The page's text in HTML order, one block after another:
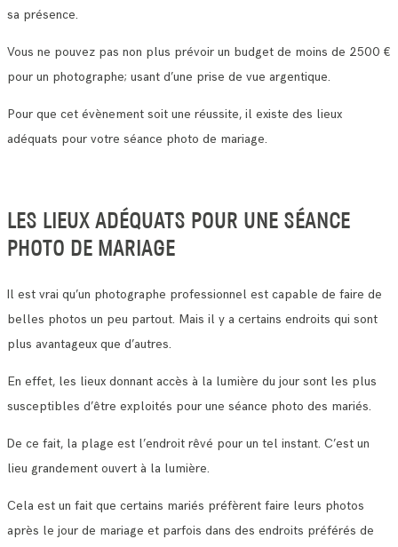
sa présence.
Vous ne pouvez pas non plus prévoir un budget de moins de 2500 €
pour un photographe; usant d’une prise de vue argentique.
Pour que cet évènement soit une réussite, il existe des lieux
adéquats pour votre séance photo de mariage.
LES LIEUX ADÉQUATS POUR UNE SÉANCE
PHOTO DE MARIAGE
Il est vrai qu’un photographe professionnel est capable de faire de
belles photos un peu partout. Mais il y a certains endroits qui sont
plus avantageux que d’autres.
En effet, les lieux donnant accès à la lumière du jour sont les plus
susceptibles d’être exploités pour une séance photo des mariés.
De ce fait, la plage est l’endroit rêvé pour un tel instant. C’est un
lieu grandement ouvert à la lumière.
Cela est un fait que certains mariés préfèrent faire leurs photos
après le jour de mariage et parfois dans des endroits préférés de